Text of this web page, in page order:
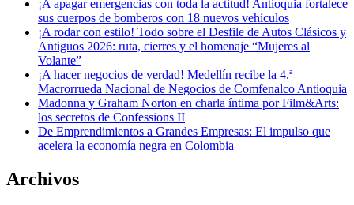
¡A apagar emergencias con toda la actitud! Antioquia fortalece
sus cuerpos de bomberos con 18 nuevos vehículos
¡A rodar con estilo! Todo sobre el Desfile de Autos Clásicos y
Antiguos 2026: ruta, cierres y el homenaje “Mujeres al
Volante”
¡A hacer negocios de verdad! Medellín recibe la 4.ª
Macrorrueda Nacional de Negocios de Comfenalco Antioquia
Madonna y Graham Norton en charla íntima por Film&Arts:
los secretos de Confessions II
De Emprendimientos a Grandes Empresas: El impulso que
acelera la economía negra en Colombia
Archivos